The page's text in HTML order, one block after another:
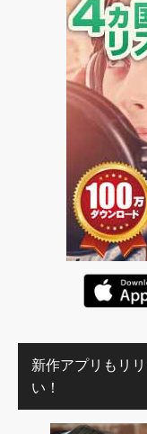
新作アプリもリ
い！